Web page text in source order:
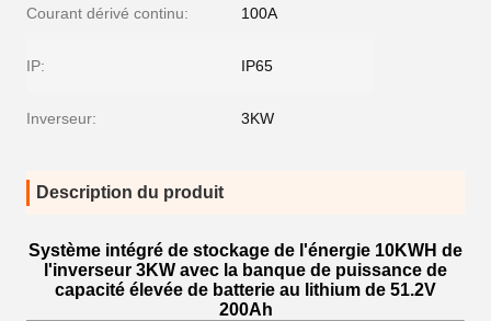
Courant dérivé continu: 100A
IP: IP65
Inverseur: 3KW
Description du produit
Système intégré de stockage de l'énergie 10KWH de
l'inverseur 3KW avec la banque de puissance de
capacité élevée de batterie au lithium de 51.2V
200Ah